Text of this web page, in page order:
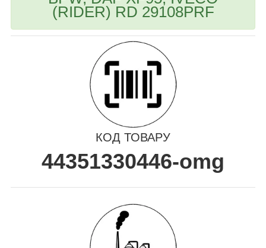
(RIDER) RD 29108PRF
КОД ТОВАРУ
44351330446-omg